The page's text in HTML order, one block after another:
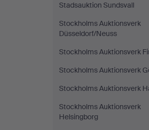
Stadsauktion Sundsvall
Stockholms Auktionsverk
Düsseldorf/Neuss
Stockholms Auktionsverk
Stockholms Auktionsverk
Stockholms Auktionsverk
Stockholms Auktionsverk
Helsingborg